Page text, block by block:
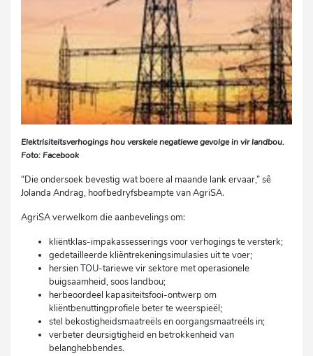
Elektrisiteitsverhogings hou verskeie negatiewe gevolge in vir landbou.
Foto: Facebook
“Die ondersoek bevestig wat boere al maande lank ervaar,” sê
Jolanda Andrag, hoofbedryfsbeampte van AgriSA.
AgriSA verwelkom die aanbevelings om:
kliëntklas-impakassesserings voor verhogings te versterk;
gedetailleerde kliëntrekeningsimulasies uit te voer;
hersien TOU-tariewe vir sektore met operasionele
buigsaamheid, soos landbou;
herbeoordeel kapasiteitsfooi-ontwerp om
kliëntbenuttingprofiele beter te weerspieël;
stel bekostigheidsmaatreëls en oorgangsmaatreëls in;
verbeter deursigtigheid en betrokkenheid van
belanghebbendes.